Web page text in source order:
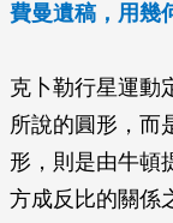
費曼遺稿，用幾
克卜勒行星運動
所說的圓形，而
形，則是由牛頓
方成反比的關係